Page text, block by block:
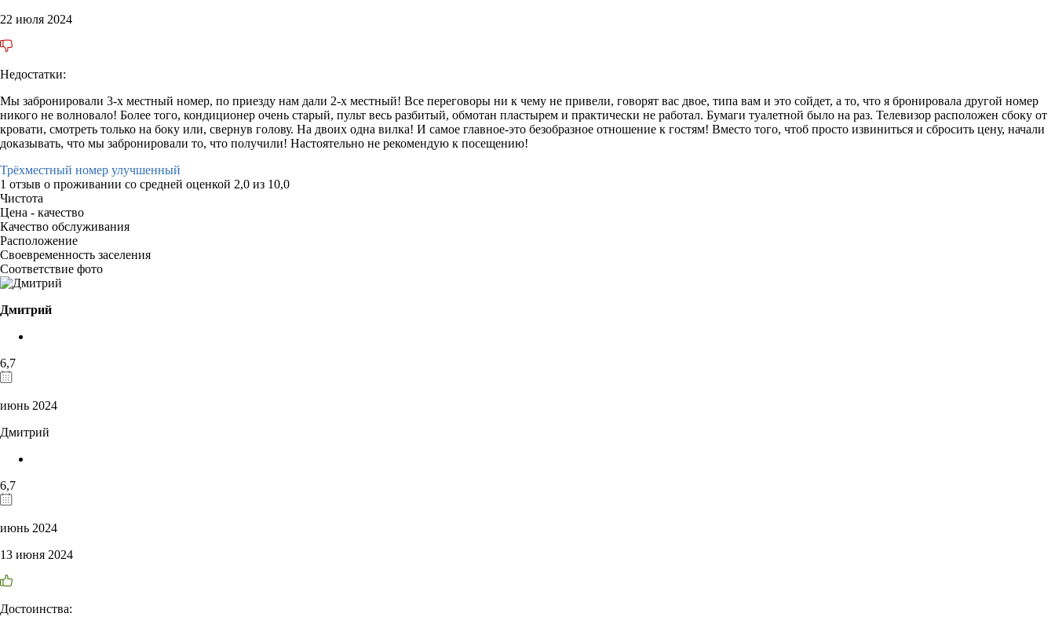
22 июля 2024
Недостатки:
Мы забронировали 3-х местный номер, по приезду нам дали 2-х местный! Все переговоры ни к чему не привели, говорят вас двое, типа вам и это сойдет, а то, что я бронировала другой номер
никого не волновало! Более того, кондиционер очень старый, пульт весь разбитый, обмотан пластырем и практически не работал. Бумаги туалетной было на раз. Телевизор расположен сбоку от
кровати, смотреть только на боку или, свернув голову. На двоих одна вилка! И самое главное-это безобразное отношение к гостям! Вместо того, чтоб просто извиниться и сбросить цену, начали
доказывать, что мы забронировали то, что получили! Настоятельно не рекомендую к посещению!
Трёхместный номер улучшенный
1 отзыв о проживании со средней оценкой 2,0 из 10,0
Чистота
Цена - качество
Качество обслуживания
Расположение
Своевременность заселения
Соответствие фото
Дмитрий
6,7
июнь 2024
Дмитрий
6,7
июнь 2024
13 июня 2024
Достоинства: